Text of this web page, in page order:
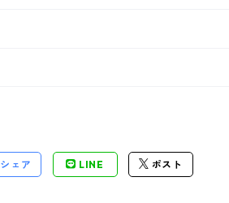
シェア LINE ポスト